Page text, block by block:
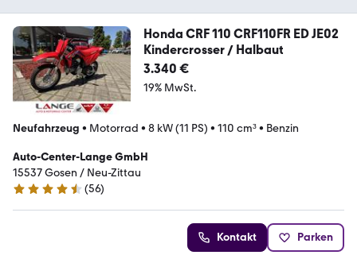
Honda CRF 110 CRF110FR ED JE02
Kindercrosser / Halbaut
3.340 €
19% MwSt.
Neufahrzeug • Motorrad • 8 kW (11 PS) • 110 cm³• Benzin
Auto-Center-Lange GmbH
15537 Gosen / Neu-Zittau
4.7 Sterne
(56)
Kontakt Parken